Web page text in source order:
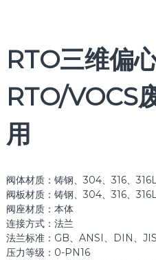
RTO三维偏
RTO/VOCS
用
阀体材质：铸钢、304、316、
阀板材质：铸钢、304、316、
阀座材质：本体
连接方式：法兰
法兰标准：GB、ANSI、DIN、JIS
压力等级：0-PN16